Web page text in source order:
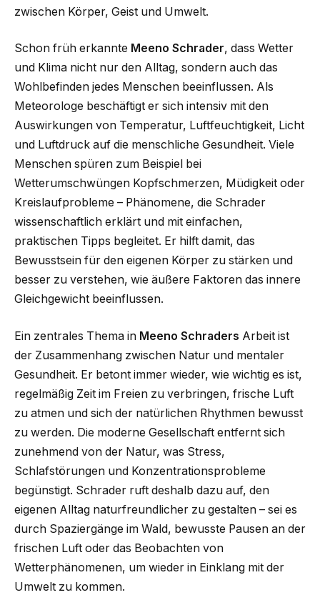
zwischen Körper, Geist und Umwelt.
Schon früh erkannte Meeno Schrader, dass Wetter
und Klima nicht nur den Alltag, sondern auch das
Wohlbefinden jedes Menschen beeinflussen. Als
Meteorologe beschäftigt er sich intensiv mit den
Auswirkungen von Temperatur, Luftfeuchtigkeit, Licht
und Luftdruck auf die menschliche Gesundheit. Viele
Menschen spüren zum Beispiel bei
Wetterumschwüngen Kopfschmerzen, Müdigkeit oder
Kreislaufprobleme – Phänomene, die Schrader
wissenschaftlich erklärt und mit einfachen,
praktischen Tipps begleitet. Er hilft damit, das
Bewusstsein für den eigenen Körper zu stärken und
besser zu verstehen, wie äußere Faktoren das innere
Gleichgewicht beeinflussen.
Ein zentrales Thema in Meeno Schraders Arbeit ist
der Zusammenhang zwischen Natur und mentaler
Gesundheit. Er betont immer wieder, wie wichtig es ist,
regelmäßig Zeit im Freien zu verbringen, frische Luft
zu atmen und sich der natürlichen Rhythmen bewusst
zu werden. Die moderne Gesellschaft entfernt sich
zunehmend von der Natur, was Stress,
Schlafstörungen und Konzentrationsprobleme
begünstigt. Schrader ruft deshalb dazu auf, den
eigenen Alltag naturfreundlicher zu gestalten – sei es
durch Spaziergänge im Wald, bewusste Pausen an der
frischen Luft oder das Beobachten von
Wetterphänomenen, um wieder in Einklang mit der
Umwelt zu kommen.